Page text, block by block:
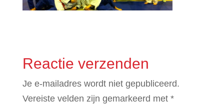
Reactie verzenden
Je e-mailadres wordt niet gepubliceerd.
Vereiste velden zijn gemarkeerd met *